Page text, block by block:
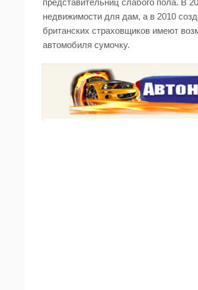
представительниц слабого пола. В
недвижимости для дам, а в 2010
британских страховщиков имеют
автомобиля сумочку.